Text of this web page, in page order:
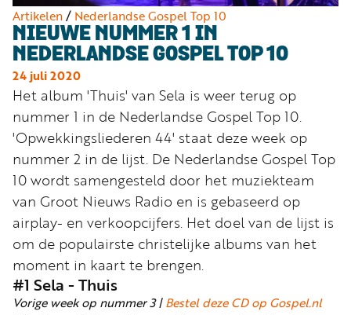
Artikelen/ Nederlandse Gospel Top 10
NIEUWE NUMMER 1 IN
NEDERLANDSE GOSPEL TOP 10
24 juli 2020
Het album 'Thuis' van Sela is weer terug op
nummer 1 in de Nederlandse Gospel Top 10.
'Opwekkingsliederen 44' staat deze week op
nummer 2 in de lijst. De Nederlandse Gospel Top
10 wordt samengesteld door het muziekteam
van Groot Nieuws Radio en is gebaseerd op
airplay- en verkoopcijfers. Het doel van de lijst is
om de populairste christelijke albums van het
moment in kaart te brengen.
#1 Sela - Thuis
Vorige week op nummer 3 |Bestel deze CD op Gospel.nl
missie
Info
Word
nu
vriend
Businessclub
Adverteren
Winkel
Privacy
reglement